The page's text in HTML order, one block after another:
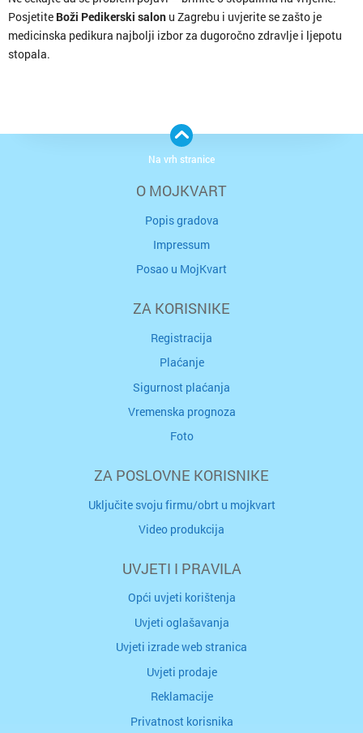
Posjetite Boži Pedikerski salon u Zagrebu i uvjerite se zašto je
medicinska pedikura najbolji izbor za dugoročno zdravlje i ljepotu
stopala.
O MOJKVART
Popis gradova
Impressum
Posao u MojKvart
ZA KORISNIKE
Registracija
Plaćanje
Sigurnost plaćanja
Vremenska prognoza
Foto
ZA POSLOVNE KORISNIKE
Uključite svoju firmu/obrt u mojkvart
Video produkcija
UVJETI I PRAVILA
Opći uvjeti korištenja
Uvjeti oglašavanja
Uvjeti izrade web stranica
Uvjeti prodaje
Reklamacije
Privatnost korisnika
Na vrh stranice